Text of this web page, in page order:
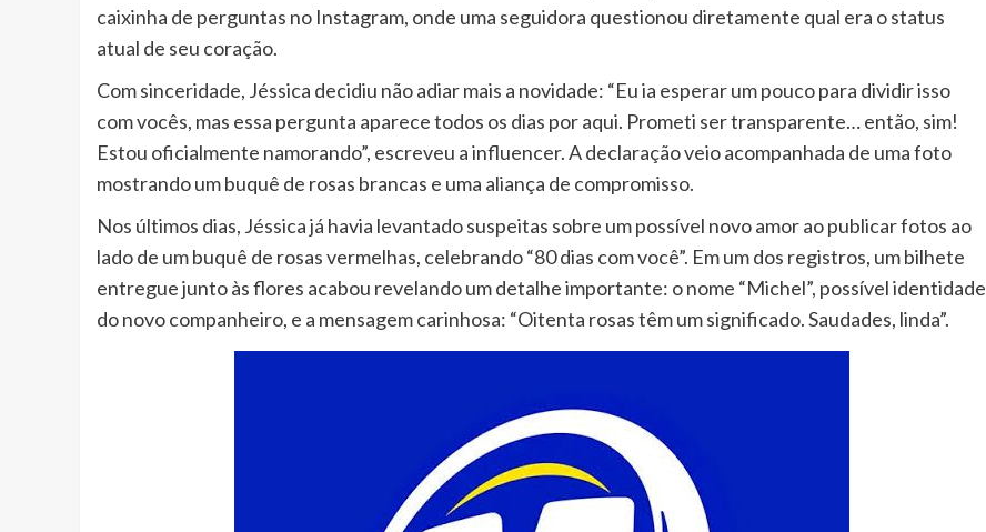
caixinha de perguntas no Instagram, onde uma seguidora questionou diretamente qual era o status
atual de seu coração.
Com sinceridade, Jéssica decidiu não adiar mais a novidade: “Eu ia esperar um pouco para dividir isso
com vocês, mas essa pergunta aparece todos os dias por aqui. Prometi ser transparente… então, sim!
Estou oficialmente namorando”, escreveu a influencer. A declaração veio acompanhada de uma foto
mostrando um buquê de rosas brancas e uma aliança de compromisso.
Nos últimos dias, Jéssica já havia levantado suspeitas sobre um possível novo amor ao publicar fotos ao
lado de um buquê de rosas vermelhas, celebrando “80 dias com você”. Em um dos registros, um bilhete
entregue junto às flores acabou revelando um detalhe importante: o nome “Michel”, possível identidade
do novo companheiro, e a mensagem carinhosa: “Oitenta rosas têm um significado. Saudades, linda”.